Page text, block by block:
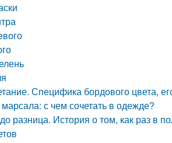
Специфика бордового цвета,
с чем сочетать в одежде?
разница. История о том, как раз в